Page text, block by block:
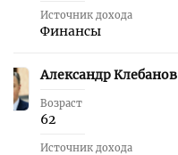
Источник дохода
Финансы
40 Александр Клебанов
Возраст
62
Источник дохода